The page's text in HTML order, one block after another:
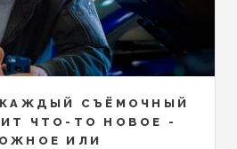
СЪЁМОЧНЫЙ
ЧТО-ТО НОВОЕ -
ИЛИ